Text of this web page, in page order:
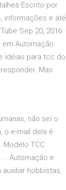
Escrito por
informações e até
Sep 20, 2016 ·
Automação
idéias para tcc do
Mas
não sei o
o e-mail dela é
Modelo TCC
Automação e
hobbistas,